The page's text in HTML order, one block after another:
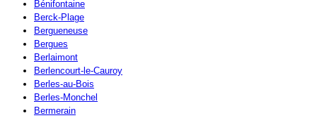
Bénifontaine
Berck-Plage
Bergueneuse
Bergues
Berlaimont
Berlencourt-le-Cauroy
Berles-au-Bois
Berles-Monchel
Bermerain